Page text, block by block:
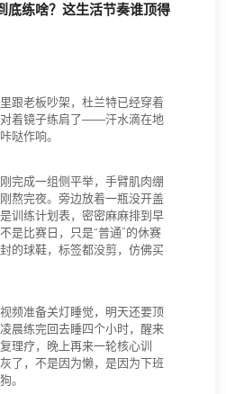
底练啥？这生活节奏谁顶得
跟老板吵架，杜兰特已经穿着
着镜子练肩了——汗水滴在地
哒作响。
完成一组侧平举，手臂肌肉绷
熬完夜。旁边放着一瓶没开盖
训练计划表，密密麻麻排到早
是比赛日，只是“普通”的休赛
的球鞋，标签都没剪，仿佛买
频准备关灯睡觉，明天还要顶
晨练完回去睡四个小时，醒来
理疗，晚上再来一轮核心训
了，不是因为懒，是因为下班
。